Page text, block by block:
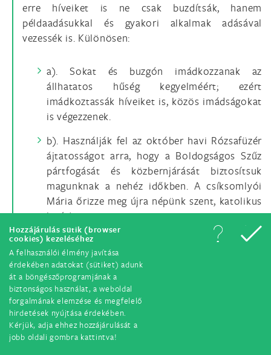
Hozzájárulás sütik (browser
cookies) kezeléséhez
A felhasználói élmény javítása
érdekében adatokat (sütiket) adunk
át a böngészőprogramjának a
biztonságos használat, a weboldal
forgalmának elemzése és megfelelő
hirdetések nyújtása érdekében.
Kérjük, adja ehhez hozzájárulását a
jobb oldali gombra kattintva!
erre híveiket is ne csak buzdítsák, hanem
példaadásukkal és gyakori alkalmak adásával
vezessék is. Különösen:
a). Sokat és buzgón imádkozzanak az
állhatatos hűség kegyelméért; ezért
imádkoztassák híveiket is, közös imádságokat
is végezzenek.
b). Használják fel az október havi Rózsafüzér
ájtatosságot arra, hogy a Boldogságos Szűz
pártfogását és közbernjárását biztosítsuk
magunknak a nehéz időkben. A csíksomlyói
Mária őrizze meg újra népünk szent, katolikus
hitét!
c). Csütörtöki napokon tartsunk imaórát
egymásért és híveinkért, és rendezzük meg
nyilvánosan is ezt a templomi ájatatosságot.
Ahol T. Papjaim alkalmasnak tartják az
ünnepélyes szentségkitételt, akár egész éjjelen
át is a megfelelő óvatossággal, erre
készségesen általános engedélyt adok.